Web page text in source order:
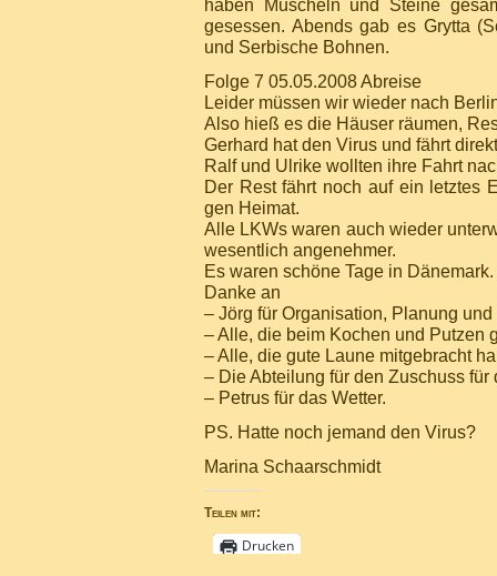
haben Muscheln und Steine
gesessen. Abends gab es Grytta
und Serbische Bohnen.
Folge 7 05.05.2008 Abreise
Leider müssen wir wieder nach
Also hieß es die Häuser räumen,
Gerhard hat den Virus und fährt
Ralf und Ulrike wollten ihre Fahrt
Der Rest fährt noch auf ein letztes
gen Heimat.
Alle LKWs waren auch wieder
wesentlich angenehmer.
Es waren schöne Tage in Dänemark.
Danke an
– Jörg für Organisation, Planung
– Alle, die beim Kochen und Putzen
– Alle, die gute Laune mitgebracht
– Die Abteilung für den Zuschuss für
– Petrus für das Wetter.
PS. Hatte noch jemand den Virus?
Marina Schaarschmidt
Teilen mit:
Drucken